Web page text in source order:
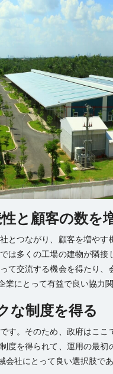
と顧客の数を
とつながり、顧客を増やす
は多くの工場の建物が隣
て交流する機会を得たり
にとって有益で良い協力
な制度を得る
す。そのため、政府はこ
度を得られて、運用の最初
社にとって良い選択肢で